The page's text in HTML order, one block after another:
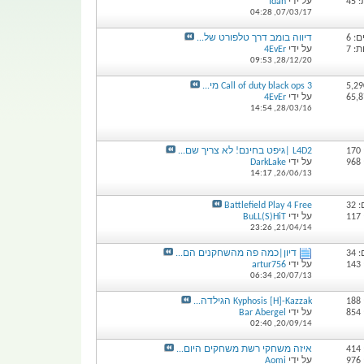
07/03/17,
04:28
6
7
דיווה בומב דרך טלפורט של...
על ידי 4EvEr
28/12/20,
09:53
Call of duty black ops 3 מי...
על ידי 4EvEr
28/03/16,
14:54
L4D2 |גיפט בחינם! לא צריך שם...
על ידי DarkLake
26/06/13,
14:17
Battlefield Play 4 Free
על ידי BuLL(S)HiT
21/04/14,
23:26
דיון|כמה פה מהשחקנים הם...
על ידי artur756
20/07/13,
06:34
Kyphosis [H]-Kazzak הגילדה...
על ידי Bar Abergel
20/09/14,
02:40
איזה משחקי רשת משחקים היום...
על ידי Aomi